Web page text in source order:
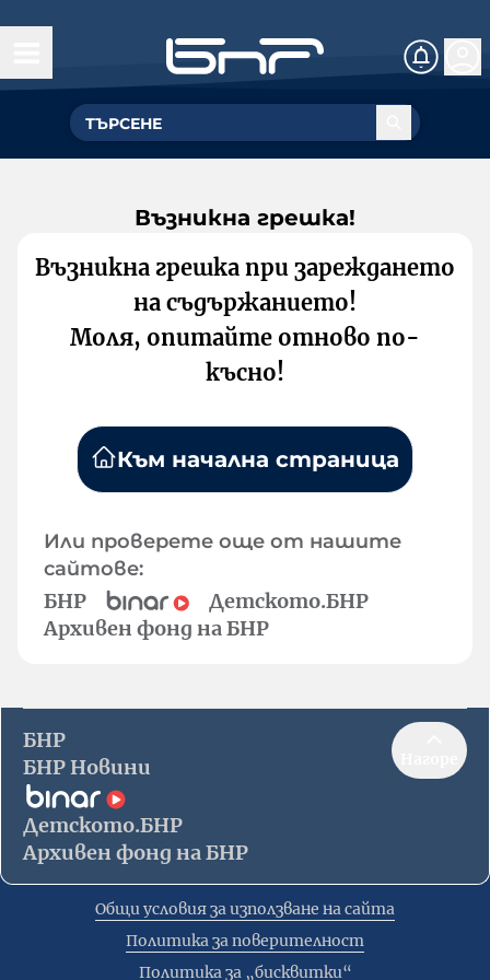
Възникна грешка!
Възникна грешка при зареждането
на съдържанието!
Моля, опитайте отново по-
късно!
Към начална страница
Или проверете още от нашите
сайтове:
БНР
Детското.БНР
Архивен фонд на БНР
БНР
БНР Новини
Детското.БНР
Архивен фонд на БНР
Общи условия за използване на сайта
Политика за поверителност
Политика за „бисквитки“